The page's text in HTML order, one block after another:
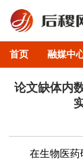
首页 融媒中
论文缺体内
在生物医药